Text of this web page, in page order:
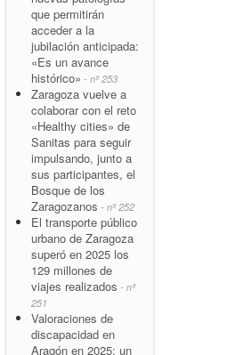
que permitirán
acceder a la
jubilación anticipada:
«Es un avance
histórico» - nº 253
Zaragoza vuelve a
colaborar con el reto
«Healthy cities» de
Sanitas para seguir
impulsando, junto a
sus participantes, el
Bosque de los
Zaragozanos - nº 252
El transporte público
urbano de Zaragoza
superó en 2025 los
129 millones de
viajes realizados - nº
251
Valoraciones de
discapacidad en
Aragón en 2025: un